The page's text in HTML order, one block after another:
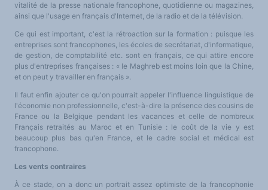
vitalité de la presse nationale francophone, quotidienne ou magazines,
ainsi que l'usage en français d'Internet, de la radio et de la télévision.
Ce qui est important, c'est la rétroaction sur la formation : puisque les
entreprises sont francophones, les écoles de secrétariat, d'informatique,
de gestion, de comptabilité etc. sont en français, ce qui attire encore
plus d'entreprises françaises : « le Maghreb est moins loin que la Chine,
et on peut y travailler en français ».
Il faut enfin ajouter ce qu'on pourrait appeler l'influence linguistique de
l'économie non professionnelle, c'est-à-dire la présence des cousins de
France ou la Belgique pendant les vacances et celle de nombreux
Français retraités au Maroc et en Tunisie : le coût de la vie y est
beaucoup plus bas qu'en France, et le cadre social et médical est
francophone.
Les vents contraires
À ce stade, on a donc un portrait assez optimiste de la francophonie